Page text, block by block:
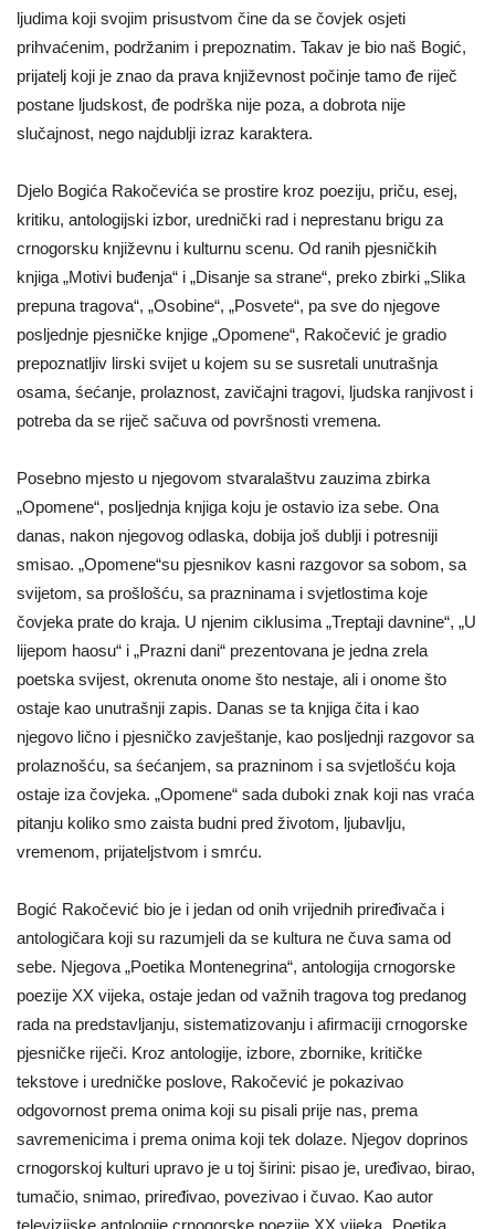
ljudima koji svojim prisustvom čine da se čovjek osjeti
prihvaćenim, podržanim i prepoznatim. Takav je bio naš Bogić,
prijatelj koji je znao da prava književnost počinje tamo đe riječ
postane ljudskost, đe podrška nije poza, a dobrota nije
slučajnost, nego najdublji izraz karaktera.
Djelo Bogića Rakočevića se prostire kroz poeziju, priču, esej,
kritiku, antologijski izbor, urednički rad i neprestanu brigu za
crnogorsku književnu i kulturnu scenu. Od ranih pjesničkih
knjiga „Motivi buđenja“ i „Disanje sa strane“, preko zbirki „Slika
prepuna tragova“, „Osobine“, „Posvete“, pa sve do njegove
posljednje pjesničke knjige „Opomene“, Rakočević je gradio
prepoznatljiv lirski svijet u kojem su se susretali unutrašnja
osama, śećanje, prolaznost, zavičajni tragovi, ljudska ranjivost i
potreba da se riječ sačuva od površnosti vremena.
Posebno mjesto u njegovom stvaralaštvu zauzima zbirka
„Opomene“, posljednja knjiga koju je ostavio iza sebe. Ona
danas, nakon njegovog odlaska, dobija još dublji i potresniji
smisao. „Opomene“su pjesnikov kasni razgovor sa sobom, sa
svijetom, sa prošlošću, sa prazninama i svjetlostima koje
čovjeka prate do kraja. U njenim ciklusima „Treptaji davnine“, „U
lijepom haosu“ i „Prazni dani“ prezentovana je jedna zrela
poetska svijest, okrenuta onome što nestaje, ali i onome što
ostaje kao unutrašnji zapis. Danas se ta knjiga čita i kao
njegovo lično i pjesničko zavještanje, kao posljednji razgovor sa
prolaznošću, sa śećanjem, sa prazninom i sa svjetlošću koja
ostaje iza čovjeka. „Opomene“ sada duboki znak koji nas vraća
pitanju koliko smo zaista budni pred životom, ljubavlju,
vremenom, prijateljstvom i smrću.
Bogić Rakočević bio je i jedan od onih vrijednih priređivača i
antologičara koji su razumjeli da se kultura ne čuva sama od
sebe. Njegova „Poetika Montenegrina“, antologija crnogorske
poezije XX vijeka, ostaje jedan od važnih tragova tog predanog
rada na predstavljanju, sistematizovanju i afirmaciji crnogorske
pjesničke riječi. Kroz antologije, izbore, zbornike, kritičke
tekstove i uredničke poslove, Rakočević je pokazivao
odgovornost prema onima koji su pisali prije nas, prema
savremenicima i prema onima koji tek dolaze. Njegov doprinos
crnogorskoj kulturi upravo je u toj širini: pisao je, uređivao, birao,
tumačio, snimao, priređivao, povezivao i čuvao. Kao autor
televizijske antologije crnogorske poezije XX vijeka „Poetika